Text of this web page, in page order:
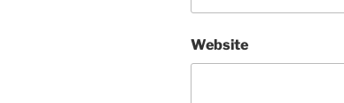
Website